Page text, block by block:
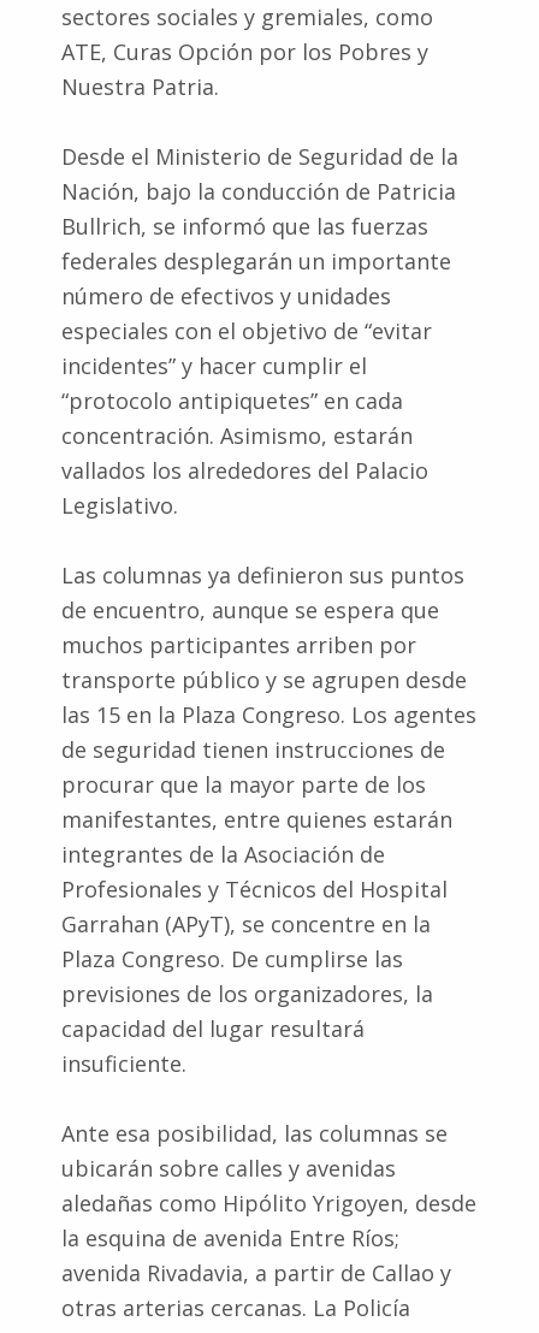
sectores sociales y gremiales, como
ATE, Curas Opción por los Pobres y
Nuestra Patria.
Desde el Ministerio de Seguridad de la
Nación, bajo la conducción de Patricia
Bullrich, se informó que las fuerzas
federales desplegarán un importante
número de efectivos y unidades
especiales con el objetivo de “evitar
incidentes” y hacer cumplir el
“protocolo antipiquetes” en cada
concentración. Asimismo, estarán
vallados los alrededores del Palacio
Legislativo.
Las columnas ya definieron sus puntos
de encuentro, aunque se espera que
muchos participantes arriben por
transporte público y se agrupen desde
las 15 en la Plaza Congreso. Los agentes
de seguridad tienen instrucciones de
procurar que la mayor parte de los
manifestantes, entre quienes estarán
integrantes de la Asociación de
Profesionales y Técnicos del Hospital
Garrahan (APyT), se concentre en la
Plaza Congreso. De cumplirse las
previsiones de los organizadores, la
capacidad del lugar resultará
insuficiente.
Ante esa posibilidad, las columnas se
ubicarán sobre calles y avenidas
aledañas como Hipólito Yrigoyen, desde
la esquina de avenida Entre Ríos;
avenida Rivadavia, a partir de Callao y
otras arterias cercanas. La Policía